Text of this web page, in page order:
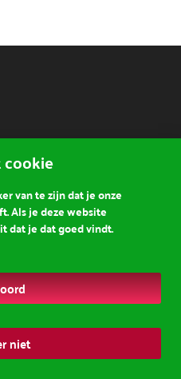
van te zijn dat je onze
Als je deze website
dat je dat goed vindt.
niet